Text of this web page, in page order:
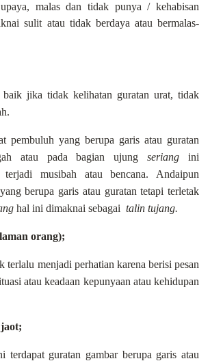
malas dan tidak punya / kehabisan
sulit atau tidak berdaya atau bermalas-
baik jika tidak kelihatan guratan urat, tidak
pembuluh yang berupa garis atau guratan
atau pada bagian ujungseriang ini
terjadi musibah atau bencana. Andaipun
berupa garis atau guratan tetapi terletak
hal ini dimaknai sebagai talin tujang.
orang);
terlalu menjadi perhatian karena berisi pesan
atau keadaan kepunyaan atau kehidupan
terdapat guratan gambar berupa garis atau